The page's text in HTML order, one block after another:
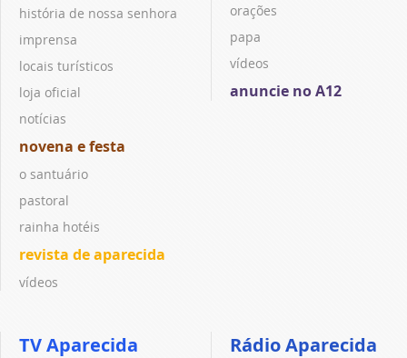
história de nossa senhora
imprensa
locais turísticos
loja oficial
notícias
novena e festa
o santuário
pastoral
rainha hotéis
revista de aparecida
vídeos
orações
papa
vídeos
anuncie no A12
TV Aparecida Rádio Aparecida